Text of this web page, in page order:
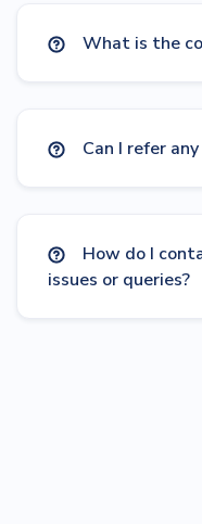
What is the
Can I refer
How do I
issues or queries?